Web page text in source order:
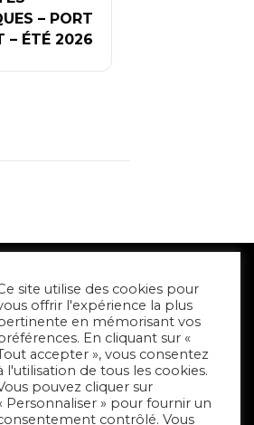
– PORT
– ÉTÉ 2026
site utilise des cookies pour
offrir l'expérience la plus
en mémorisant vos
En cliquant sur «
accepter », vous consentez
l'utilisation de tous les cookies.
pouvez cliquer sur
Personnaliser » pour fournir un
contrôlé. Vous